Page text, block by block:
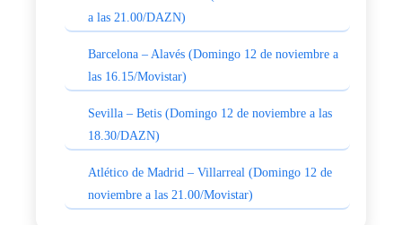
a las 21.00/DAZN)
Barcelona – Alavés (Domingo 12 de noviembre a
las 16.15/Movistar)
Sevilla – Betis (Domingo 12 de noviembre a las
18.30/DAZN)
Atlético de Madrid – Villarreal (Domingo 12 de
noviembre a las 21.00/Movistar)